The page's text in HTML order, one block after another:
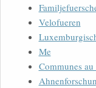
Velofueren
Me
Communes